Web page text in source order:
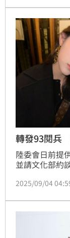
發文通同截圖
轉發93閱兵
陸委會日前提
並請文化部約
將依法逐一裁
利！」舒淇、
藝人跟進轉發
動作的歐陽娜
2025/09/04